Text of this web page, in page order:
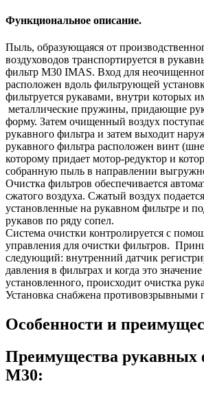
Функциональное описание.
Пыль, образующаяся от
воздуховодов транспортируется в
фильтр М30 IMAS. Вход для
расположен вдоль фильтрующей
фильтруется рукавами, внутри которых
металлические пружины, придающие
форму. Затем очищенный воздух
рукавного фильтра и затем выходит
рукавного фильтра расположен винт
которому придает мотор-редуктор и
собранную пыль в направлении
Очистка фильтров обеспечивается
сжатого воздуха. Сжатый воздух
установленные на рукавном фильтре и
рукавов по ряду сопел.
Система очистки контролируется с
управления для очистки фильтров.
следующий: внутренний датчик
давления в фильтрах и когда это
установленного, происходит очистка
Установка снабжена противовзрывными
Особенности и
Преимущества рукавных
M30: